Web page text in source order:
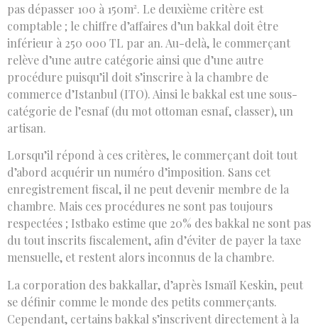
pas dépasser 100 à 150m². Le deuxième critère est
comptable ; le chiffre d’affaires d’un bakkal doit être
inférieur à 250 000 TL par an. Au-delà, le commerçant
relève d’une autre catégorie ainsi que d’une autre
procédure puisqu’il doit s’inscrire à la chambre de
commerce d’Istanbul (ITO). Ainsi le bakkal est une sous-
catégorie de l’esnaf (du mot ottoman esnaf, classer), un
artisan.
Lorsqu’il répond à ces critères, le commerçant doit tout
d’abord acquérir un numéro d’imposition. Sans cet
enregistrement fiscal, il ne peut devenir membre de la
chambre. Mais ces procédures ne sont pas toujours
respectées ; Istbako estime que 20% des bakkal ne sont pas
du tout inscrits fiscalement, afin d’éviter de payer la taxe
mensuelle, et restent alors inconnus de la chambre.
La corporation des bakkallar, d’après Ismaïl Keskin, peut
se définir comme le monde des petits commerçants.
Cependant, certains bakkal s’inscrivent directement à la